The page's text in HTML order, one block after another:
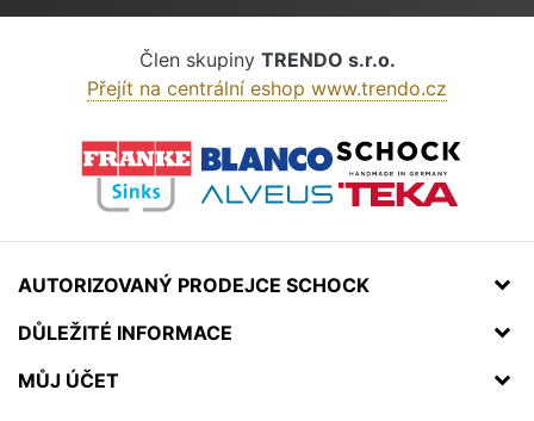
Člen skupiny TRENDO s.r.o.
Přejít na centrální eshop www.trendo.cz
AUTORIZOVANÝ PRODEJCE SCHOCK
DŮLEŽITÉ INFORMACE
MŮJ ÚČET